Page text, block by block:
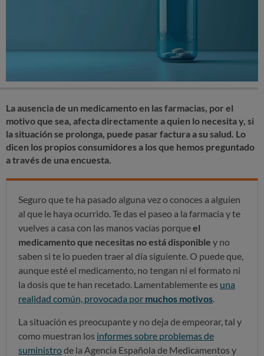
La ausencia de un medicamento en las farmacias, por el
motivo que sea, afecta directamente a quien lo necesita y, si
la situación se prolonga, puede pasar factura a su salud. Lo
dicen los propios consumidores a los que hemos preguntado
a través de una encuesta.
Seguro que te ha pasado alguna vez o conoces a alguien
al que le haya ocurrido. Te das el paseo a la farmacia y te
vuelves a casa con las manos vacías porqueel
medicamento que necesitas no está disponible y no
saben si te lo pueden traer al día siguiente. O puede que,
aunque esté el medicamento, no tengan ni el formato ni
la dosis que te han recetado. Lamentablemente es una
realidad común, provocada por muchos motivos
La situación es preocupante y no deja de empeorar, tal y
como muestran los informes sobre problemas de
suministrode la Agencia Española de Medicamentos y